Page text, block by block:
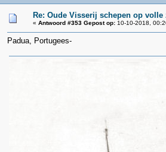
Re: Oude Visserij schepen op volle
« Antwoord #353 Gepost op: 10-10-2018,
Padua, Portugees-